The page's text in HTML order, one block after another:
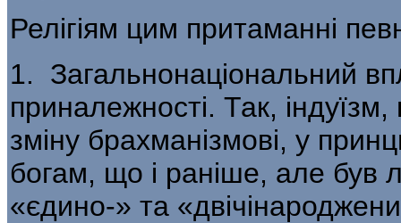
Релігіям цим притаманні
1. Загальнонаціональний
приналежності. Так,
зміну брахманізмові, у
богам, що і раніше, але був
«єдино-» та